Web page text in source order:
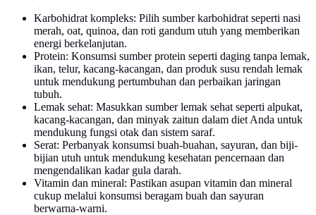
Karbohidrat kompleks: Pilih sumber karbohidrat seperti nasi
merah, oat, quinoa, dan roti gandum utuh yang memberikan
energi berkelanjutan.
Protein: Konsumsi sumber protein seperti daging tanpa lemak,
ikan, telur, kacang-kacangan, dan produk susu rendah lemak
untuk mendukung pertumbuhan dan perbaikan jaringan
tubuh.
Lemak sehat: Masukkan sumber lemak sehat seperti alpukat,
kacang-kacangan, dan minyak zaitun dalam diet Anda untuk
mendukung fungsi otak dan sistem saraf.
Serat: Perbanyak konsumsi buah-buahan, sayuran, dan biji-
bijian utuh untuk mendukung kesehatan pencernaan dan
mengendalikan kadar gula darah.
Vitamin dan mineral: Pastikan asupan vitamin dan mineral
cukup melalui konsumsi beragam buah dan sayuran
berwarna-warni.